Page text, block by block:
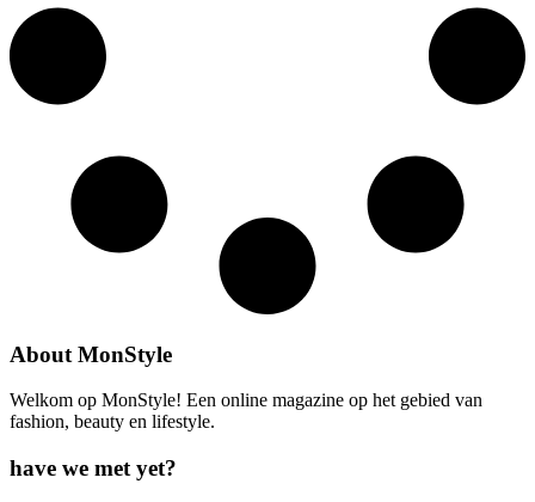
About MonStyle
Welkom op MonStyle! Een online magazine op het gebied van
fashion, beauty en lifestyle.
have we met yet?